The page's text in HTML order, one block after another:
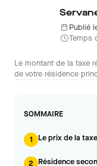
Publié
Temps
Le montant de la taxe
de votre résidence
SOMMAIRE
1 Le prix de la
2 Résidence